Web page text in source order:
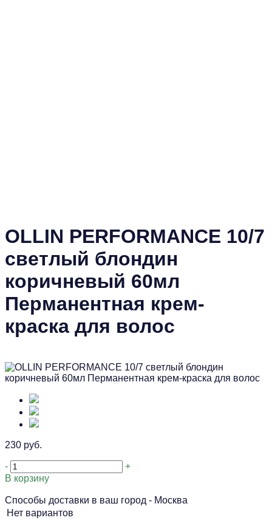
OLLIN PERFORMANCE 10/7
светлый блондин
коричневый 60мл
Перманентная крем-
краска для волос
230 руб.
-
+
В корзину
Способы доставки в ваш город - Москва
Нет вариантов